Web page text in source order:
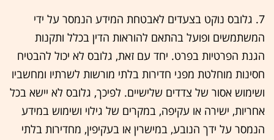
7. גלובס נוקט בצעדים לאבטחת המידע הנמסר על ידי
המשתמשים ופועל בהתאם להוראות הדין בכלל ותקנות
הגנת הפרטיות בפרט. יחד עם זאת, גלובס לא יכול להבטיח
חסינות מוחלטת מפני חדירות בלתי מורשות לשרתיו ומחשביו
ושימוש אסור של צדדים שלישיים. לפיכך, גלובס לא יישא בכל
אחריות, ישירה או עקיפה, במקרים של גילוי ושימוש במידע
הנמסר על ידך הנובע, במישרין או בעקיפין, מחדירות בלתי